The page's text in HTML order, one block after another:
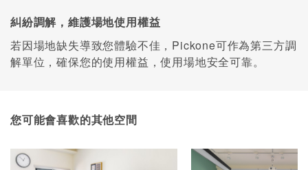
糾紛調解，維護場地使用權益
若因場地缺失導致您體驗不佳，Pickone可作為第三方調
解單位，確保您的使用權益，使用場地安全可靠。
您可能會喜歡的其他空間